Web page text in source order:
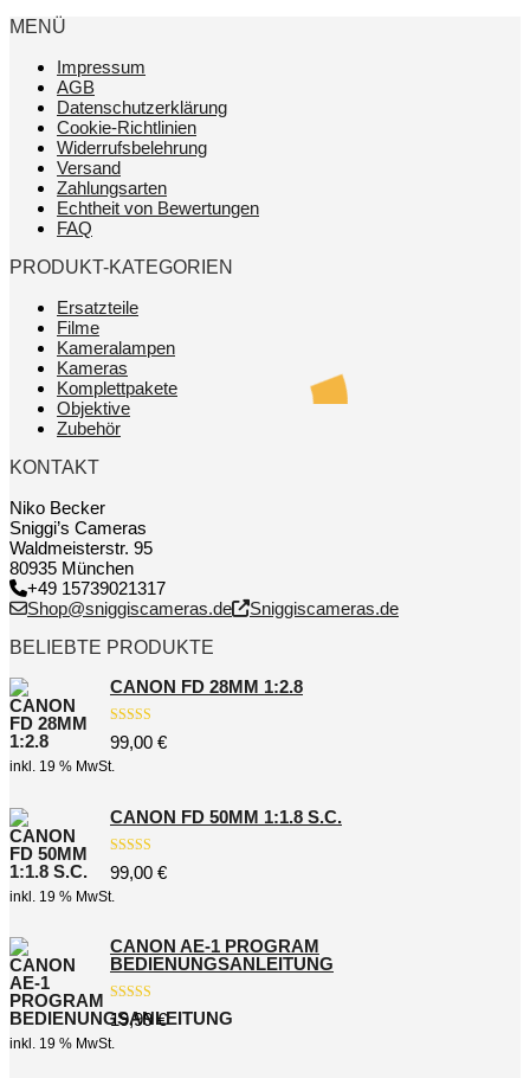
MENÜ
Impressum
AGB
Datenschutzerklärung
Cookie-Richtlinien
Widerrufsbelehrung
Versand
Zahlungsarten
Echtheit von Bewertungen
FAQ
PRODUKT-KATEGORIEN
Ersatzteile
Filme
Kameralampen
Kameras
Komplettpakete
Objektive
Zubehör
KONTAKT
Niko Becker
Sniggi’s Cameras
Waldmeisterstr. 95
80935 München
+49 15739021317
Shop@sniggiscameras.de
Sniggiscameras.de
BELIEBTE PRODUKTE
CANON FD 28MM 1:2.8
Bewertet mit
5.00von 5
99,00 €
inkl. 19 % MwSt.
CANON FD 50MM 1:1.8 S.C.
Bewertet mit
5.00von 5
99,00 €
inkl. 19 % MwSt.
CANON AE-1 PROGRAM
BEDIENUNGSANLEITUNG
Bewertet mit
5.00von 5
19,99 €
inkl. 19 % MwSt.